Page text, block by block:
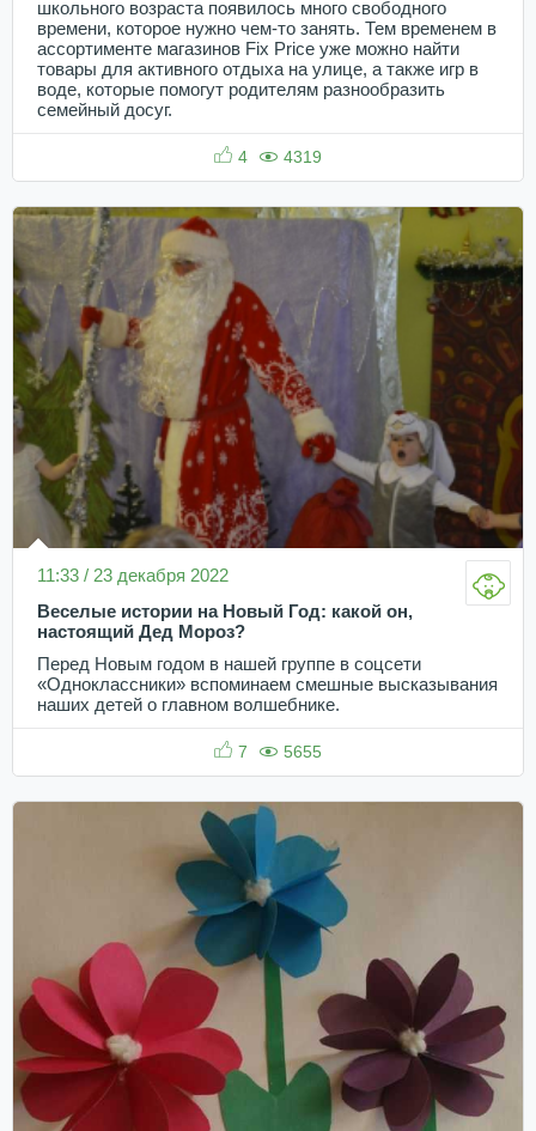
школьного возраста появилось много свободного
времени, которое нужно чем-то занять. Тем временем в
ассортименте магазинов Fix Price уже можно найти
товары для активного отдыха на улице, а также игр в
воде, которые помогут родителям разнообразить
семейный досуг.
4 4319
11:33 / 23 декабря 2022
Веселые истории на Новый Год: какой он,
настоящий Дед Мороз?
Перед Новым годом в нашей группе в соцсети
«Одноклассники» вспоминаем смешные высказывания
наших детей о главном волшебнике.
7 5655